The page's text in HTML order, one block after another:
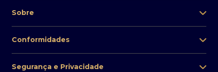
Sobre
Conformidades
Segurança e Privacidade